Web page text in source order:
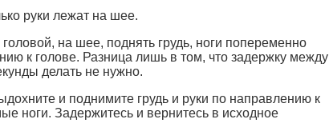
руки лежат на шее.
на шее, поднять грудь, ноги попеременно
к голове. Разница лишь в том, что задержку между
делать не нужно.
и поднимите грудь и руки по направлению к
ноги. Задержитесь и вернитесь в исходное